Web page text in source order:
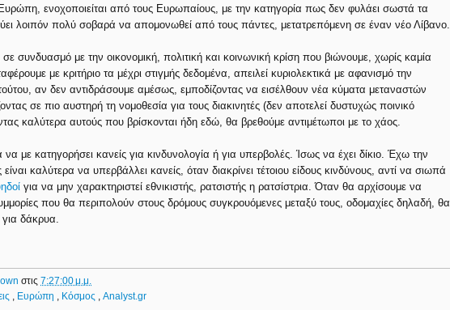
Ευρώπη, ενοχοποιείται από τους Ευρωπαίους, με την κατηγορία πως δεν φυλάει σωστά τα
λοιπόν πολύ σοβαρά να απομονωθεί από τους πάντες, μετατρεπόμενη σε έναν νέο Λίβανο.
συνδυασμό με την οικονομική, πολιτική και κοινωνική κρίση που βιώνουμε, χωρίς καμία
με κριτήριο τα μέχρι στιγμής δεδομένα, απειλεί κυριολεκτικά με αφανισμό την
αν δεν αντιδράσουμε αμέσως, εμποδίζοντας να εισέλθουν νέα κύματα μεταναστών
σε πιο αυστηρή τη νομοθεσία για τους διακινητές (δεν αποτελεί δυστυχώς ποινικό
καλύτερα αυτούς που βρίσκονται ήδη εδώ, θα βρεθούμε αντιμέτωποι με το χάος.
με κατηγορήσει κανείς για κινδυνολογία ή για υπερβολές. Ίσως να έχει δίκιο. Έχω την
καλύτερα να υπερβάλλει κανείς, όταν διακρίνει τέτοιου είδους κινδύνους, αντί να σιωπά
για να μην χαρακτηριστεί εθνικιστής, ρατσιστής η ρατσίστρια. Όταν θα αρχίσουμε να
που θα περιπολούν στους δρόμους συγκρουόμενες μεταξύ τους, οδομαχίες δηλαδή, θα
δάκρυα.
στις7:27:00 μ.μ.
, Ευρώπη , Κόσμος ,Analyst.gr